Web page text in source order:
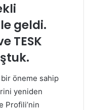
geldi.
TESK
öneme sahip
yeniden
Profili’nin